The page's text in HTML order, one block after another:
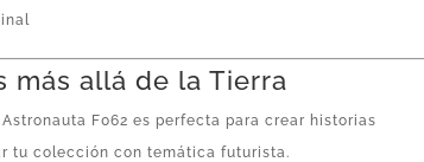
más allá de la Tierra
F062 es perfecta para crear historias
tu colección con temática futurista.